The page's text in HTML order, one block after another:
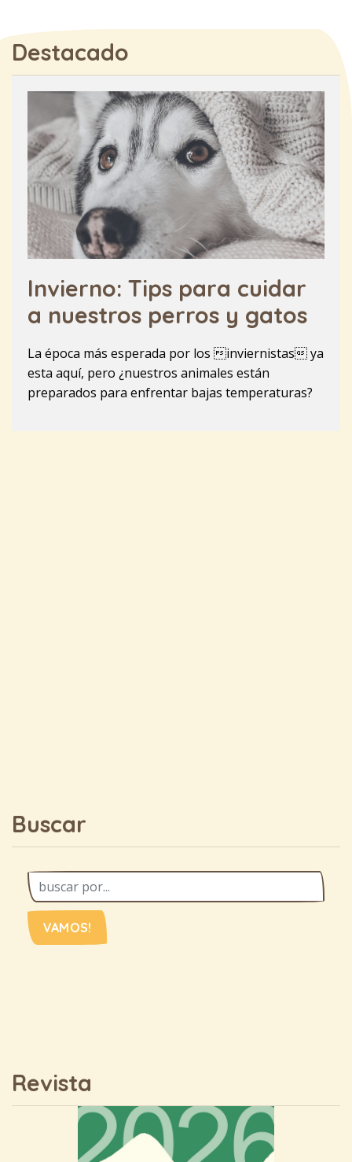
Destacado
Invierno: Tips para cuidar
a nuestros perros y gatos
La época más esperada por los inviernistas ya
esta aquí, pero ¿nuestros animales están
preparados para enfrentar bajas temperaturas?
Buscar
VAMOS!
Revista